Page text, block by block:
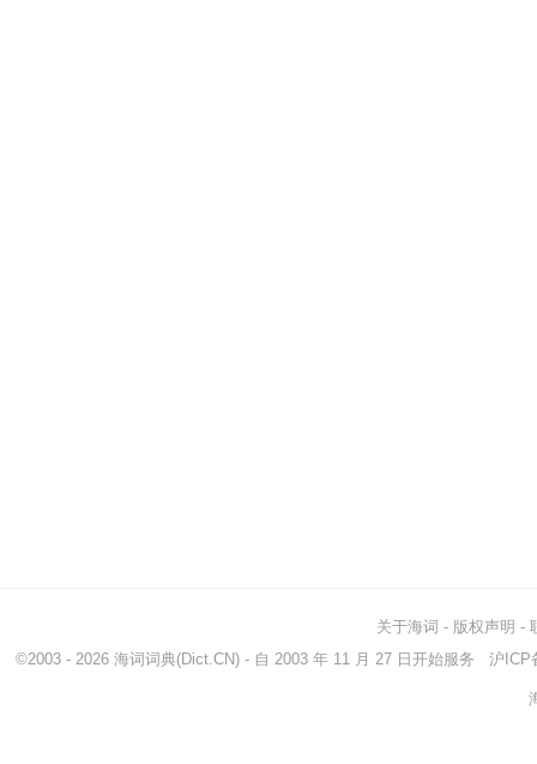
关于海词 - 版权声明 -
©2003 - 2026 海词词典(Dict.CN) - 自 2003 年 11 月 27 日开始服务 沪ICP